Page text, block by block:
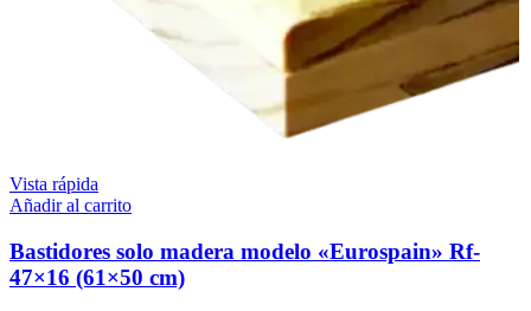
Vista rápida
Añadir al carrito
Bastidores solo madera modelo «Eurospain» Rf-
47×16 (61×50 cm)